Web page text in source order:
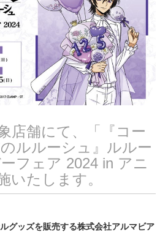
店舗にて、「『コー
ルルーシュ』ルルー
フェア 2024 in アニ
いたします。
グッズを販売する株式会社アルマビア